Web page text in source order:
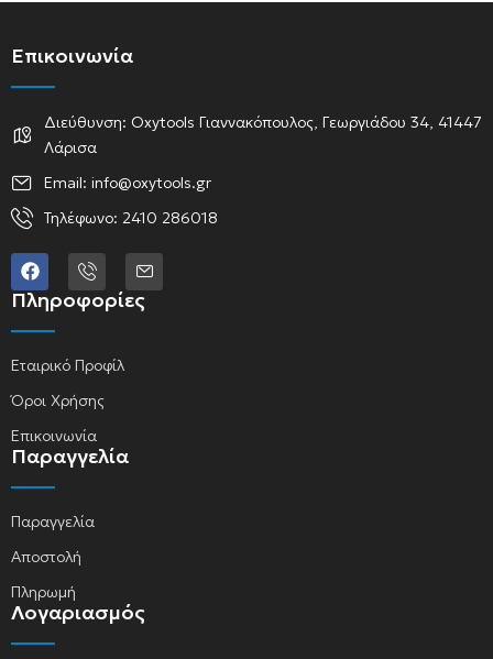
Επικοινωνία
Διεύθυνση: Oxytools Γιαννακόπουλος, Γεωργιάδου 34, 41447
Λάρισα
Email: info@oxytools.gr
Τηλέφωνο: 2410 286018
Πληροφορίες
Εταιρικό Προφίλ
Όροι Χρήσης
Επικοινωνία
Παραγγελία
Παραγγελία
Αποστολή
Πληρωμή
Λογαριασμός